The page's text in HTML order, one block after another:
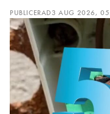
PUBLICERAD3 AUG 2026,